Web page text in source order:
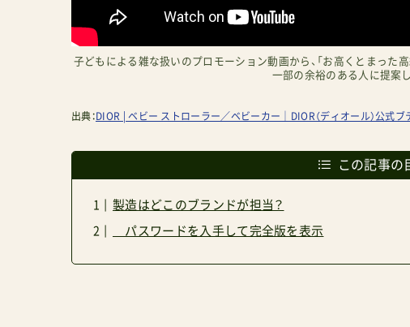
子どもによる雑な扱いのプロモーション動画から、「お高くとまった高
一部の余裕のある人に提案
出典：DIOR | ベビー ストローラー／ベビーカー｜DIOR（ディオール）公式ブ
この記事の
製造はどこのブランドが担当？
パスワードを入手して完全版を表示